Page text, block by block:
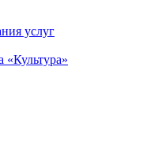
услуг
«Культура»